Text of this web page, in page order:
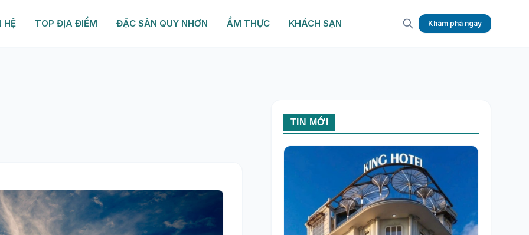
HỆ TOP ĐỊA ĐIỂM ĐẶC SẢN QUY NHƠN ẨM THỰC KHÁCH SẠN Khám phá ngay
TIN MỚI